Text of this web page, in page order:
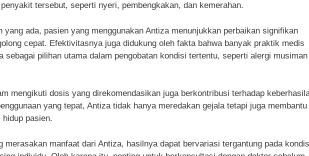
tersebut, seperti nyeri, pembengkakan, dan kemerahan.
yang ada, pasien yang menggunakan Antiza menunjukkan perbaikan signifikan
cepat. Efektivitasnya juga didukung oleh fakta bahwa banyak praktik medis
sebagai pilihan utama dalam pengobatan kondisi tertentu, seperti alergi musiman
mengikuti dosis yang direkomendasikan juga berkontribusi terhadap
yang tepat, Antiza tidak hanya meredakan gejala tetapi juga membantu
pasien.
merasakan manfaat dari Antiza, hasilnya dapat bervariasi tergantung pada